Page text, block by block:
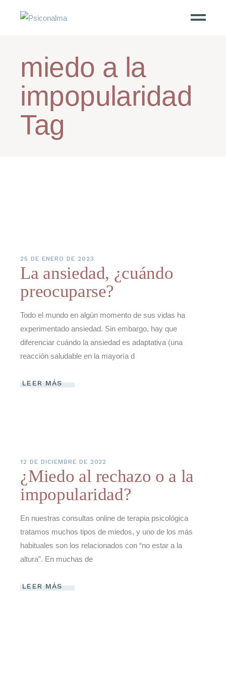
miedo a la
impopularidad
Tag
25 DE ENERO DE 2023
La ansiedad, ¿cuándo
preocuparse?
Todo el mundo en algún momento de sus vidas ha
experimentado ansiedad. Sin embargo, hay que
diferenciar cuándo la ansiedad es adaptativa (una
reacción saludable en la mayoría d
LEER MÁS
12 DE DICIEMBRE DE 2022
¿Miedo al rechazo o a la
impopularidad?
En nuestras consultas online de terapia psicológica
tratamos muchos tipos de miedos, y uno de los más
habituales son los relacionados con “no estar a la
altura”. En muchas de
LEER MÁS